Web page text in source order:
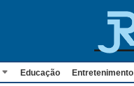
Educação Entretenimento